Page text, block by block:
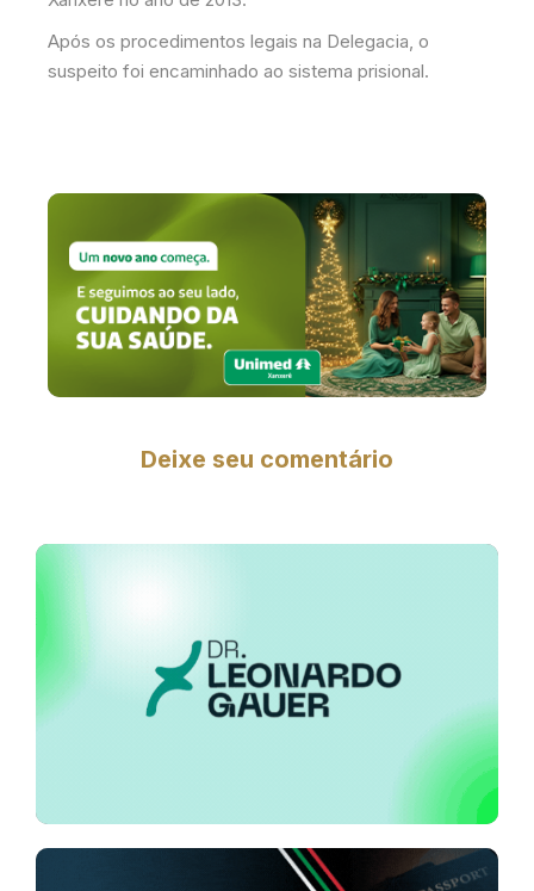
Após os procedimentos legais na Delegacia, o
suspeito foi encaminhado ao sistema prisional.
Deixe seu comentário